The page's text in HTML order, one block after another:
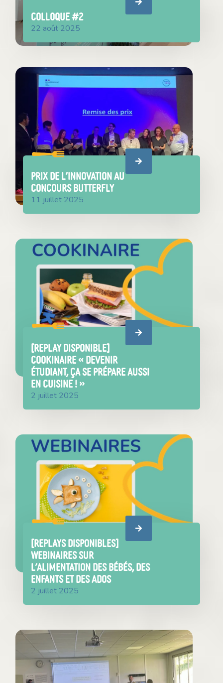
Colloque #2
22 août 2025
PRIX DE L’INNOVATION AU
CONCOURS BUTTERFLY
11 juillet 2025
[REPLAY DISPONIBLE]
Cookinaire « Devenir
étudiant, ça se prépare aussi
en cuisine ! »
2 juillet 2025
[REPLAYS DISPONIBLES]
Webinaires sur
l’alimentation des bébés, des
enfants et des ados
2 juillet 2025